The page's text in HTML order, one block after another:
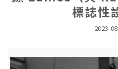
標誌性
2023-